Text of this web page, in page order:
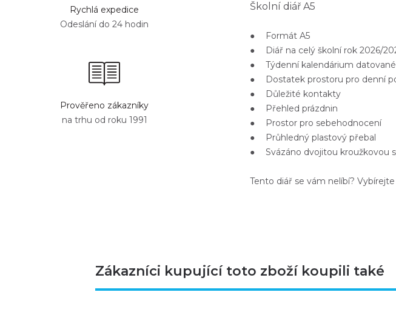
Rychlá expedice
Odeslání do 24 hodin
Prověřeno zákazníky
na trhu od roku 1991
Školní diář A5
● Formát A5
● Diář na celý školní rok 2026/
● Týdenní kalendárium datované
● Dostatek prostoru pro denní
● Důležité kontakty
● Přehled prázdnin
● Prostor pro sebehodnocení
● Průhledný plastový přebal
● Svázáno dvojitou kroužkovou
Tento diář se vám nelíbí?
Zákazníci kupující toto zboží koupili také